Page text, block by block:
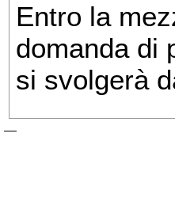
Entro la
domanda di
si svolgerà